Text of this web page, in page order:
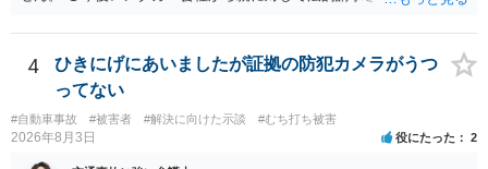
低いでしょう。 ◯親である私は今後どう対応すべきでしょうか？ →債
権者に対してご自身は支払いを拒み、請求するのであれば本人に対し
て請求するよう言う程度かと思います。
4
ひきにげにあいましたが証拠の防犯カメラがうつ
ってない
#自動車事故 #被害者 #解決に向けた示談 #むち打ち被害
2026年8月3日 役にたった 2